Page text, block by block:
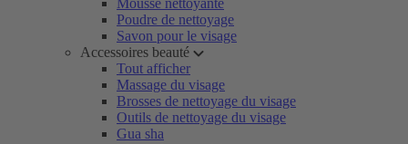
Mousse nettoyante
Poudre de nettoyage
Savon pour le visage
Accessoires beauté
Tout afficher
Massage du visage
Brosses de nettoyage du visage
Outils de nettoyage du visage
Gua sha